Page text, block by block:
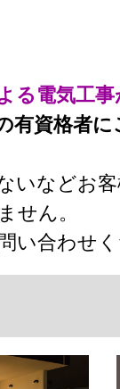
る電気工
有資格者
いなどお
せん。
い合わせ